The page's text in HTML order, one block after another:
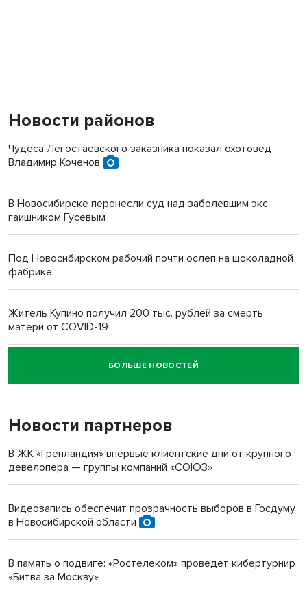
Новости районов
Чудеса Легостаевского заказника показал охотовед
Владимир Коченов
В Новосибирске перенесли суд над заболевшим экс-
гаишником Гусевым
Под Новосибирском рабочий почти ослеп на шоколадной
фабрике
Житель Купино получил 200 тыс. рублей за смерть
матери от COVID-19
Новосибирский суд наказал водителя за смерть
пенсионерки на вокзале
БОЛЬШЕ НОВОСТЕЙ
Новости партнеров
В ЖК «Гренландия» впервые клиентские дни от крупного
девелопера — группы компаний «СОЮЗ»
Видеозапись обеспечит прозрачность выборов в Госдуму
в Новосибирской области
В память о подвиге: «Ростелеком» проведет кибертурнир
«Битва за Москву»